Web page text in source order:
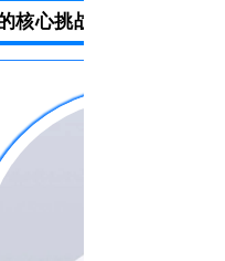
核心挑战与跃迁之路